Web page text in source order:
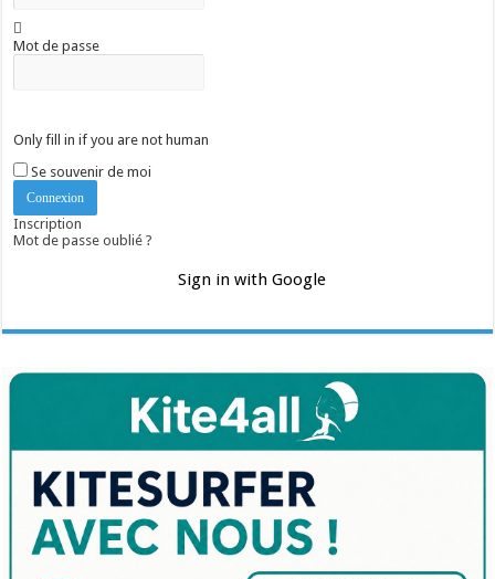
Mot de passe
Only fill in if you are not human
Se souvenir de moi
Inscription
Mot de passe oublié ?
Sign in with Google